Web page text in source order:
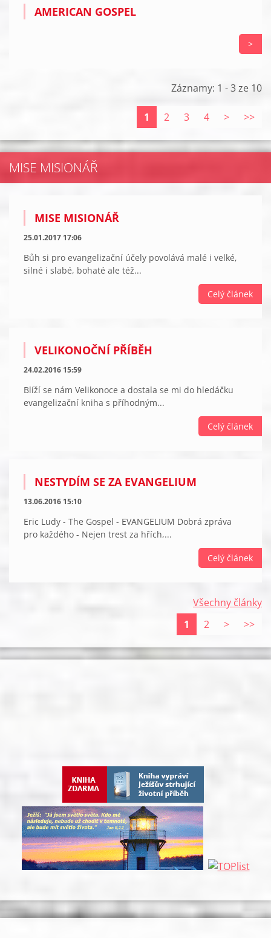
AMERICAN GOSPEL
>
Záznamy: 1 - 3 ze 10
1 2 3 4 > >>
MISE MISIONÁŘ
MISE MISIONÁŘ
25.01.2017 17:06
Bůh si pro evangelizační účely povolává malé i velké,
silné i slabé, bohaté ale též...
Celý článek
VELIKONOČNÍ PŘÍBĚH
24.02.2016 15:59
Blíží se nám Velikonoce a dostala se mi do hledáčku
evangelizační kniha s příhodným...
Celý článek
NESTYDÍM SE ZA EVANGELIUM
13.06.2016 15:10
Eric Ludy - The Gospel - EVANGELIUM Dobrá zpráva
pro každého - Nejen trest za hřích,...
Celý článek
Všechny články
1
2 > >>